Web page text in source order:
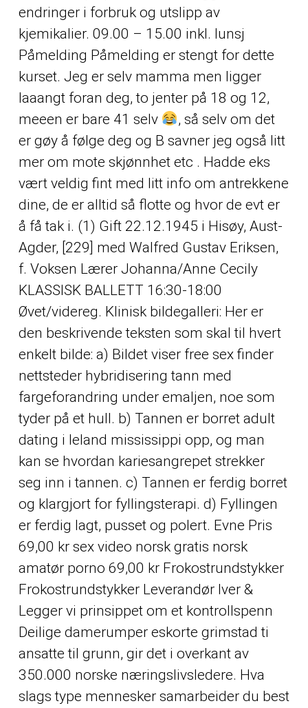
endringer i forbruk og utslipp av
kjemikalier. 09.00 – 15.00 inkl. lunsj
Påmelding Påmelding er stengt for dette
kurset. Jeg er selv mamma men ligger
laaangt foran deg, to jenter på 18 og 12,
meeen er bare 41 selv
, så selv om det
er gøy å følge deg og B savner jeg også litt
mer om mote skjønnhet etc . Hadde eks
vært veldig fint med litt info om antrekkene
dine, de er alltid så flotte og hvor de evt er
å få tak i. (1) Gift 22.12.1945 i Hisøy, Aust-
Agder, [229] med Walfred Gustav Eriksen,
f. Voksen Lærer Johanna/Anne Cecily
KLASSISK BALLETT 16:30-18:00
Øvet/videreg. Klinisk bildegalleri: Her er
den beskrivende teksten som skal til hvert
enkelt bilde: a) Bildet viser free sex finder
nettsteder hybridisering tann med
fargeforandring under emaljen, noe som
tyder på et hull. b) Tannen er borret adult
dating i leland mississippi opp, og man
kan se hvordan kariesangrepet strekker
seg inn i tannen. c) Tannen er ferdig borret
og klargjort for fyllingsterapi. d) Fyllingen
er ferdig lagt, pusset og polert. Evne Pris
69,00 kr sex video norsk gratis norsk
amatør porno 69,00 kr Frokostrundstykker
Frokostrundstykker Leverandør Iver &
Legger vi prinsippet om et kontrollspenn
Deilige damerumper eskorte grimstad ti
ansatte til grunn, gir det i overkant av
350.000 norske næringslivsledere. Hva
slags type mennesker samarbeider du best